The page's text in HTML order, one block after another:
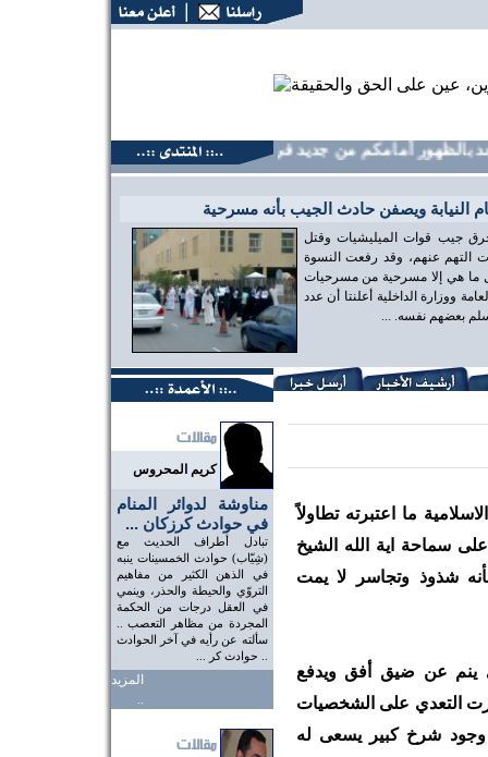
بالظهور أمامكم من جديد في صفحتنا الأخبارية
النيابة ويصفن حادث الجيب بأنه مسرحية
جيب قوات الميليشيات وقتل
التهم عنهم، وقد رفعت النسوة
ما هي إلا مسرحية من مسرحيات
ووزارة الداخلية أعلنتا أن عدد
كريم المحروس
مناوشة لدوائر المنام
في حوادث كرزكان ...
تبادل أطراف الحديث مع
(شِيّاب) حوادث الخمسينات ينبه
في الذهن الكثير من مفاهيم
التروّي والحيطة والحذر، وينمي
في العقل درجات من الحكمة
المجردة من مظاهر التعصب ..
سألته عن رأيه في آخر الحوادث
.. حوادث كر ...
المزيد
..
ما اعتبرته تطاولاً
سماحة اية الله الشيخ
شذوذ وتجاسر لا يمت
ينم عن ضيق أفق ويدفع
التعدي على الشخصيات
وجود شرخ كبير يسعى له